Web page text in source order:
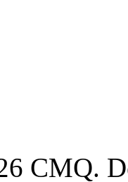
CMQ.